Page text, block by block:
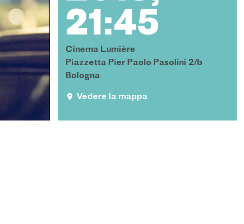
21:45
Cinema Lumière
Piazzetta Pier Paolo Pasolini 2/b
Bologna
Vedere la mappa